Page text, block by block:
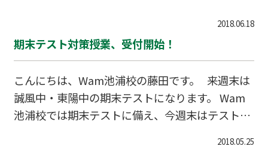
2018.06.18
期末テスト対策授業、受付開始！
こんにちは、Wam池浦校の藤田です。 来週末は
誠風中・東陽中の期末テストになります。 Wam
池浦校では期末テストに備え、今週末はテスト対
2018.05.25